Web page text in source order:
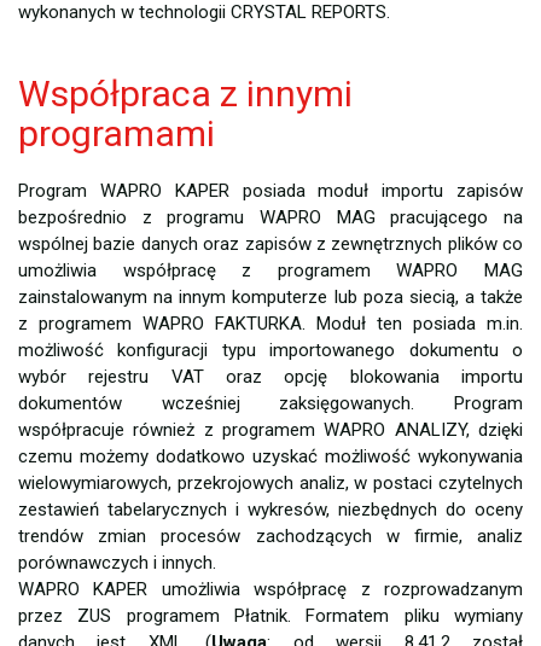
wykonanych w technologii CRYSTAL REPORTS.
Współpraca z innymi
programami
Program WAPRO KAPER posiada moduł importu zapisów
bezpośrednio z programu WAPRO MAG pracującego na
wspólnej bazie danych oraz zapisów z zewnętrznych plików co
umożliwia współpracę z programem WAPRO MAG
zainstalowanym na innym komputerze lub poza siecią, a także
z programem WAPRO FAKTURKA. Moduł ten posiada m.in.
możliwość konfiguracji typu importowanego dokumentu o
wybór rejestru VAT oraz opcję blokowania importu
dokumentów wcześniej zaksięgowanych. Program
współpracuje również z programem WAPRO ANALIZY, dzięki
czemu możemy dodatkowo uzyskać możliwość wykonywania
wielowymiarowych, przekrojowych analiz, w postaci czytelnych
zestawień tabelarycznych i wykresów, niezbędnych do oceny
trendów zmian procesów zachodzących w firmie, analiz
porównawczych i innych.
WAPRO KAPER umożliwia współpracę z rozprowadzanym
przez ZUS programem Płatnik. Formatem pliku wymiany